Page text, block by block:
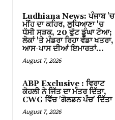
Ludhiana News: ਪੰਜਾਬ 'ਚ
ਮੀਂਹ ਦਾ ਕਹਿਰ, ਲੁਧਿਆਣਾ 'ਚ
ਧੱਸੀ ਸੜਕ, 20 ਫੁੱਟ ਡੂੰਘਾ ਟੋਆ;
ਲੋਕਾਂ 'ਤੇ ਮੰਡਰਾ ਰਿਹਾ ਵੱਡਾ ਖਤਰਾ,
ਆਸ-ਪਾਸ ਦੀਆਂ ਇਮਾਰਤਾਂ…
August 7, 2026
ABP Exclusive : ਵਿਰਾਟ
ਕੋਹਲੀ ਨੇ ਜਿੱਤ ਦਾ ਮੰਤਰ ਦਿੱਤਾ,
CWG ਵਿੱਚ 'ਗੋਲਡਨ ਪੰਚ' ਦਿੱਤਾ
August 7, 2026